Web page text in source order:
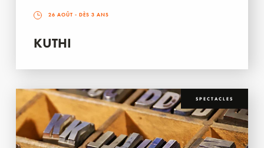
26 AOÛT - DÈS 3 ANS
KUTHI
SPECTACLES